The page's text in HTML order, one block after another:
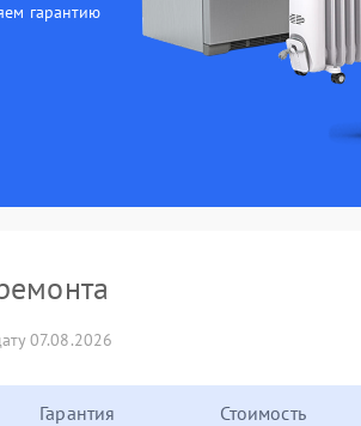
гарантию
07.08.2026
Гарантия Стоимость